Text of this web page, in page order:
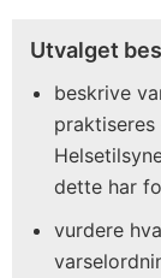
Utvalget
beskrive
dette har
vurdere